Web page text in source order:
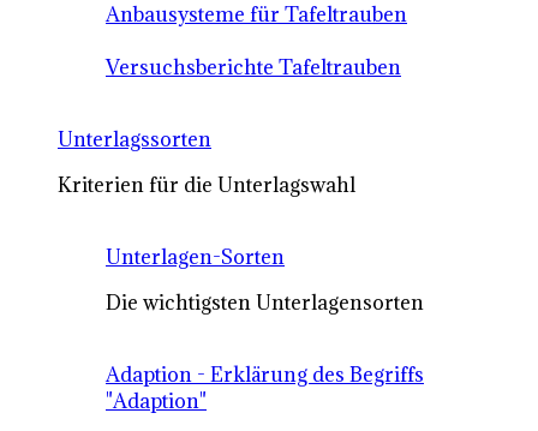
Anbausysteme für Tafeltrauben
Versuchsberichte Tafeltrauben
Unterlagssorten
Kriterien für die Unterlagswahl
Unterlagen-Sorten
Die wichtigsten Unterlagensorten
Adaption - Erklärung des Begriffs
"Adaption"